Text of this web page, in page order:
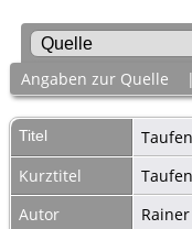
Angaben zur Quelle
Titel
Kurztitel
Autor